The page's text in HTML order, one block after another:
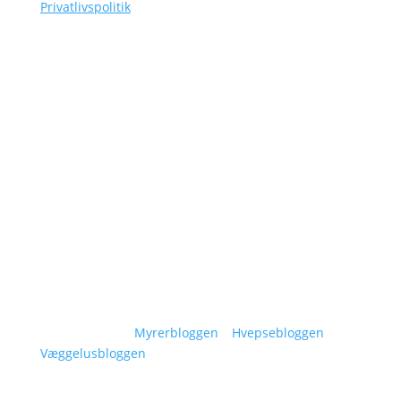
Privatlivspolitik
Myrerbloggen Hvepsebloggen
Væggelusbloggen